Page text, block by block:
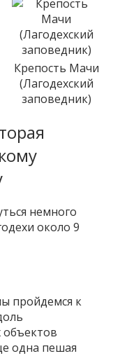
Крепость Мачи
(Лагодехский
заповедник)
немного
около 9
пройдемся к
одна пешая